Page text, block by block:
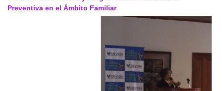
Preventiva en el Ámbito Familiar